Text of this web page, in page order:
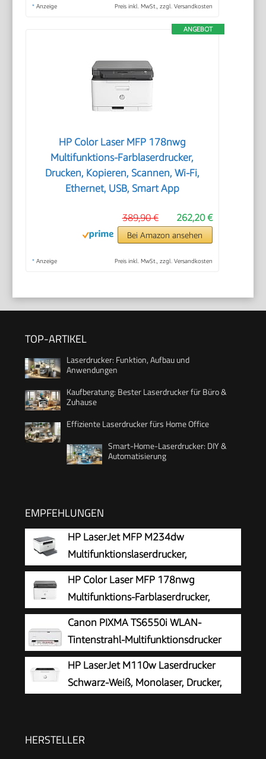
* Anzeige Preis inkl. MwSt., zzgl. Versandkosten
ANGEBOT
HP Color Laser MFP 178nwg
Multifunktions-Farblaserdrucker,
Drucken, Kopieren, Scannen, Wi-Fi,
Ethernet, USB, Smart App
262,20 €
389,90 €
Bei Amazon ansehen
* Anzeige Preis inkl. MwSt., zzgl. Versandkosten
TOP-ARTIKEL
Laserdrucker: Funktion, Aufbau und
Anwendungen
Kaufberatung: Bester Laserdrucker für Büro &
Zuhause
Effiziente Laserdrucker fürs Home Office
Smart-Home-Laserdrucker: DIY &
Automatisierung
EMPFEHLUNGEN
HP LaserJet MFP M234dw
Multifunktionslaserdrucker,
Schwarzweiß, 3-in-1 Drucker, Scanner,
Kopierer, WLAN, LAN, Duplex, Airprint, 29 S/Min
HP Color Laser MFP 178nwg
Multifunktions-Farblaserdrucker,
Drucken, Kopieren, Scannen, Wi-Fi,
Ethernet, USB, Smart App
Canon PIXMA TS6550i WLAN-
Tintenstrahl-Multifunktionsdrucker
HP LaserJet M110w Laserdrucker
Schwarz-Weiß, Monolaser, Drucker,
HERSTELLER